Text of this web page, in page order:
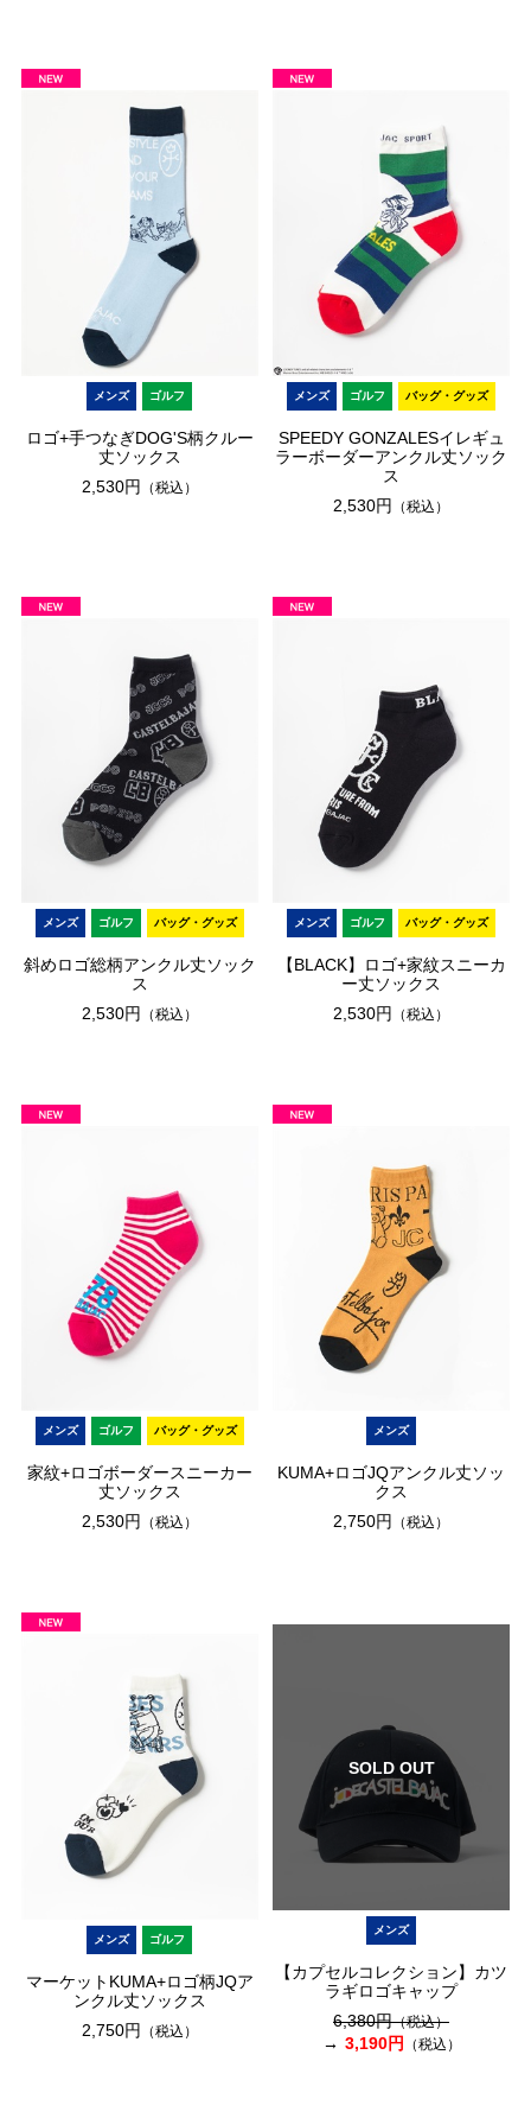
メンズ ゴルフ
ロゴ+手つなぎDOG'S柄クルー
丈ソックス
2,530円 （税込）
メンズ ゴルフ バッグ・グッズ
SPEEDY GONZALESイレギュ
ラーボーダーアンクル丈ソック
ス
2,530円 （税込）
メンズ ゴルフ バッグ・グッズ
斜めロゴ総柄アンクル丈ソック
ス
2,530円
（税込）
メンズ ゴルフ バッグ・グッズ
【BLACK】ロゴ+家紋スニーカ
ー丈ソックス
2,530円
（税込）
メンズ ゴルフ バッグ・グッズ
家紋+ロゴボーダースニーカー
丈ソックス
2,530円
（税込）
メンズ
KUMA+ロゴJQアンクル丈ソッ
クス
2,750円
（税込）
メンズ ゴルフ
マーケットKUMA+ロゴ柄JQア
ンクル丈ソックス
2,750円
（税込）
SOLD OUT
メンズ
【カプセルコレクション】カツ
ラギロゴキャップ
6,380円（税込）
3,190円 （税込）